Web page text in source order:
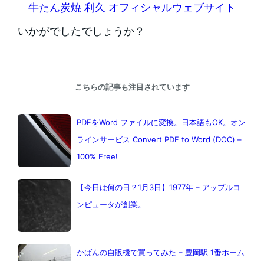
牛たん炭焼 利久 オフィシャルウェブサイト
いかがでしたでしょうか？
こちらの記事も注目されています
PDFをWord ファイルに変換。日本語もOK。オン
ラインサービス Convert PDF to Word (DOC) –
100% Free!
【今日は何の日？1月3日】1977年 – アップルコ
ンピュータが創業。
かばんの自販機で買ってみた – 豊岡駅 1番ホーム